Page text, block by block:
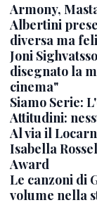
Armony,
Albertini
diversa ma
Joni
disegnato la
cinema"
Siamo Serie:
Attitudini:
Al via il
Isabella
Award
Le canzoni di
volume nella